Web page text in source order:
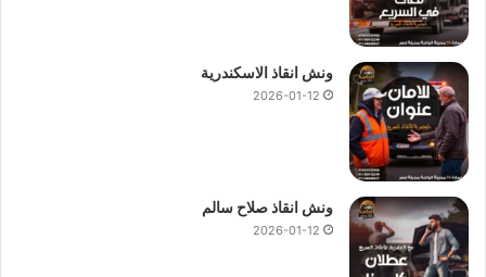
ونش انقاذ الاسكندرية
2026-01-12
ونش انقاذ صلاح سالم
2026-01-12